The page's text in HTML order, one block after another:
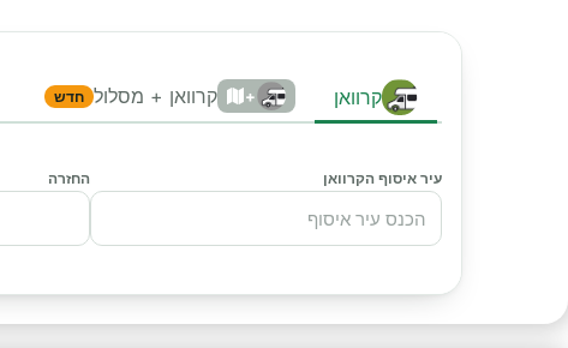
קרוואן + קרוואן + מסלול חדש
עיר איסוף הקרוואן החזרה